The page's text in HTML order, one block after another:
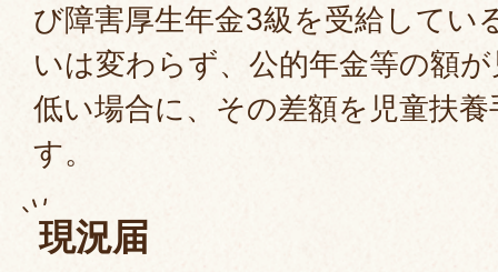
び障害厚生年金3級を受給してい
いは変わらず、公的年金等の額
低い場合に、その差額を児童扶
す。
現況届